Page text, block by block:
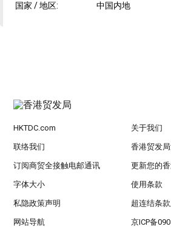
国家 / 地区:
中国内地
HKTDC.com 关于我们
联络我们 香港贸发
订阅商贸全接触电邮通讯 更新您的
字体大小 使用条款
私隐政策声明 超连结条
网站导航 京ICP备